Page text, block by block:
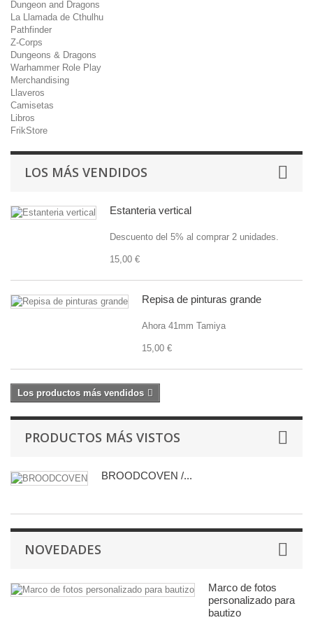
Dungeon and Dragons
La Llamada de Cthulhu
Pathfinder
Z-Corps
Dungeons & Dragons
Warhammer Role Play
Merchandising
Llaveros
Camisetas
Libros
FrikStore
LOS MÁS VENDIDOS
Estanteria vertical
Descuento del 5% al comprar 2 unidades.
15,00 €
Repisa de pinturas grande
Ahora 41mm Tamiya
15,00 €
Los productos más vendidos
PRODUCTOS MÁS VISTOS
BROODCOVEN /...
NOVEDADES
Marco de fotos
personalizado para
bautizo